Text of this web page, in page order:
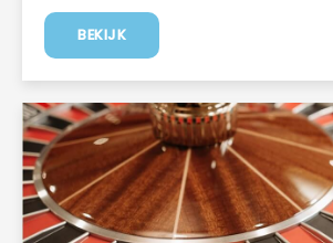
BEKIJK